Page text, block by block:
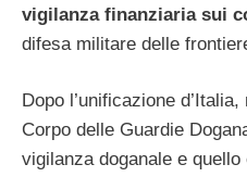
vigilanza finanziaria sui
difesa militare delle
Dopo l’unificazione
Corpo delle Guardie
vigilanza doganale e